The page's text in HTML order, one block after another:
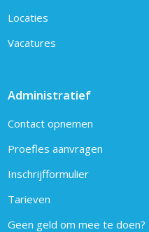
Locaties
Vacatures
Administratief
Contact opnemen
Proefles aanvragen
Inschrijfformulier
Tarieven
Geen geld om mee te doen?